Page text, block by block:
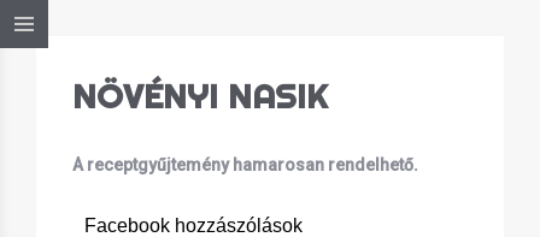
NÖVÉNYI NASIK
A receptgyűjtemény hamarosan rendelhető.
Facebook hozzászólások